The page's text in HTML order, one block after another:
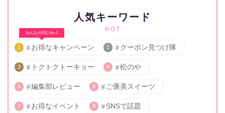
人気キーワード
HOT
みんなの関心No.1
1 お得なキャンペーン 2 クーポン見つけ隊
3 トクトクトーキョー 4 松のや
5 編集部レビュー 6 ご褒美スイーツ
7 お得なイベント 8 SNSで話題